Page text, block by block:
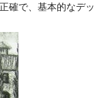
確で、基本的なデッ